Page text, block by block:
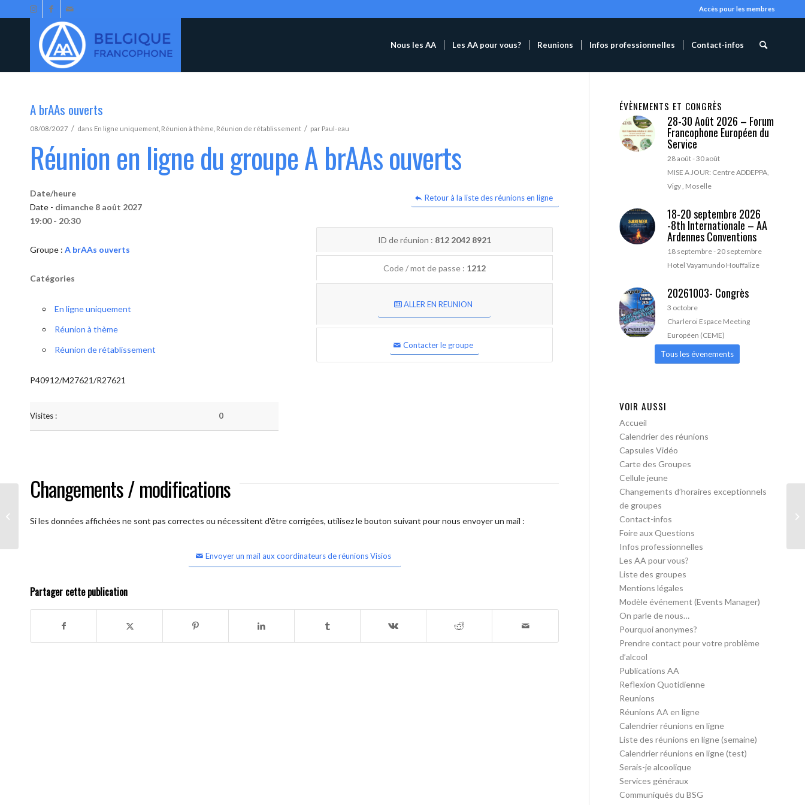
Accès pour les membres
Nous les AA Les AA pour vous? Reunions Infos professionnelles Contact-infos
A brAAs ouverts
08/08/2027 / dans En ligne uniquement Réunion à thème Réunion de rétablissement / par Paul-eau
Réunion en ligne du groupe A brAAs ouverts
Retour à la liste des réunions en ligne
Date/heure
Date - dimanche 8 août 2027
19:00 - 20:30
Groupe : A brAAs ouverts
Catégories
En ligne uniquement
Réunion à thème
Réunion de rétablissement
P40912/M27621/R27621
Visites : 0
ID de réunion : 812 2042 8921
Code / mot de passe : 1212
ALLER EN REUNION
Contacter le groupe
Changements / modifications
Si les données affichées ne sont pas correctes ou nécessitent d'être corrigées, utilisez le bouton suivant pour nous envoyer un mail :
Envoyer un mail aux coordinateurs de réunions Visios
Partager cette publication
ÉVÈNEMENTS ET CONGRÈS
28-30 Août 2026 – Forum
Francophone Européen du
Service
28 août-30 août
MISE A JOUR: Centre ADDEPPA,
Vigy , Moselle
18-20 septembre 2026
-8th Internationale – AA
Ardennes Conventions
18 septembre-20 septembre
Hotel Vayamundo Houffalize
20261003- Congrès
3 octobre
Charleroi Espace Meeting
Européen (CEME)
Tous les évenements
VOIR AUSSI
Accueil
Calendrier des réunions
Capsules Vidéo
Carte des Groupes
Cellule jeune
Changements d’horaires exceptionnels
de groupes
Contact-infos
Foire aux Questions
Infos professionnelles
Les AA pour vous?
Liste des groupes
Mentions légales
Modèle événement (Events Manager)
On parle de nous…
Pourquoi anonymes?
Prendre contact pour votre problème
d’alcool
Publications AA
Reflexion Quotidienne
Reunions
Réunions AA en ligne
Calendrier réunions en ligne
Liste des réunions en ligne (semaine)
Calendrier réunions en ligne (test)
Serais-je alcoolique
Services généraux
Communiqués du BSG
A